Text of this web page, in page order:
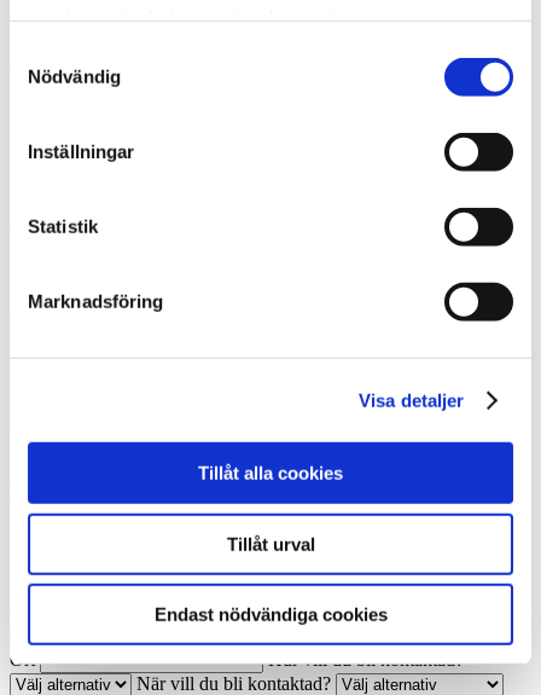
Nödvändig
Inställningar
Statistik
Marknadsföring
Visa detaljer
Tillåt alla cookies
Tillåt urval
Endast nödvändiga cookies
Stora Mellby Rör AB
Certifierad Thermiainstallatör, Sollebrunn,
Kontakta mig
Fyll i uppgifterna nedan, så återkommer vi till dig. Ange under
'övrigt' om det gäller offert eller något annat ärende.
Telefon
Ort
Hur vill du bli kontaktad?
När vill du bli kontaktad?